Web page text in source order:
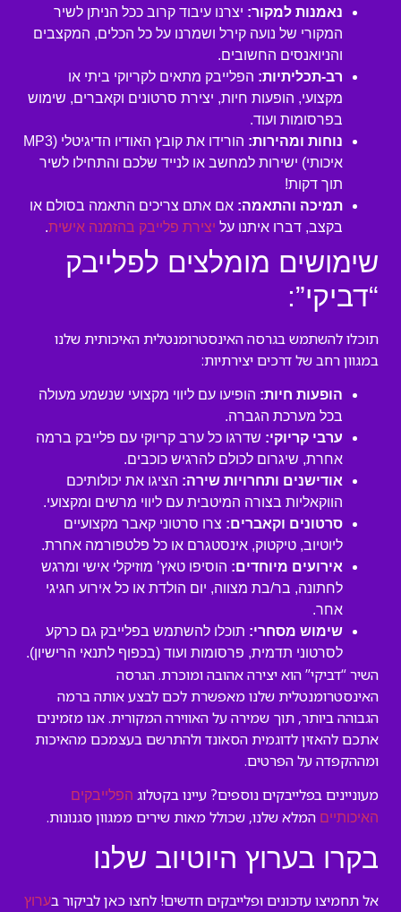
נאמנות למקור: יצרנו עיבוד קרוב ככל הניתן לשיר
המקורי של נועה קירל ושמרנו על כל הכלים, המקצבים
והניואנסים החשובים.
רב-תכליתיות: הפלייבק מתאים לקריוקי ביתי או
מקצועי, הופעות חיות, יצירת סרטונים וקאברים, שימוש
בפרסומות ועוד.
נוחות ומהירות:
הורידו את קובץ האודיו הדיגיטלי (MP3
איכותי) ישירות למחשב או לנייד שלכם והתחילו לשיר
תוך דקות!
תמיכה והתאמה: אם אתם צריכים התאמה בסולם או
בקצב, דברו איתנו על יצירת פלייבק בהזמנה אישית.
שימושים מומלצים לפלייבק
“דביקי”:
תוכלו להשתמש בגרסה האינסטרומנטלית האיכותית שלנו
במגוון רחב של דרכים יצירתיות:
הופעות חיות: הופיעו עם ליווי מקצועי שנשמע מעולה
בכל מערכת הגברה.
ערבי קריוקי: שדרגו כל ערב קריוקי עם פלייבק ברמה
אחרת, שיגרום לכולם להרגיש כוכבים.
אודישנים ותחרויות שירה: הציגו את יכולותיכם
הווקאליות בצורה המיטבית עם ליווי מרשים ומקצועי.
סרטונים וקאברים: צרו סרטוני קאבר מקצועיים
ליוטיוב, טיקטוק, אינסטגרם או כל פלטפורמה אחרת.
אירועים מיוחדים: הוסיפו טאץ’ מוזיקלי אישי ומרגש
לחתונה, בר/בת מצווה, יום הולדת או כל אירוע חגיגי
אחר.
שימוש מסחרי: תוכלו להשתמש בפלייבק גם כרקע
לסרטוני תדמית, פרסומות ועוד (בכפוף לתנאי הרישיון).
השיר “דביקי” הוא יצירה אהובה ומוכרת. הגרסה
האינסטרומנטלית שלנו מאפשרת לכם לבצע אותה ברמה
הגבוהה ביותר, תוך שמירה על האווירה המקורית. אנו מזמינים
אתכם להאזין לדוגמית הסאונד ולהתרשם בעצמכם מהאיכות
ומההקפדה על הפרטים.
מעוניינים בפלייבקים נוספים? עיינו בקטלוג הפלייבקים
האיכותיים המלא שלנו, שכולל מאות שירים ממגוון סגנונות.
בקרו בערוץ היוטיוב שלנו
אל תחמיצו עדכונים ופלייבקים חדשים! לחצו כאן לביקור בערוץ